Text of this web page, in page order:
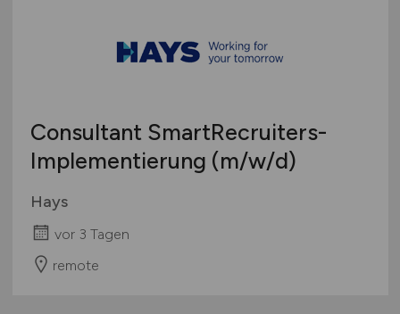
Consultant SmartRecruiters-
Implementierung (m/w/d)
Hays
vor 3 Tagen
remote